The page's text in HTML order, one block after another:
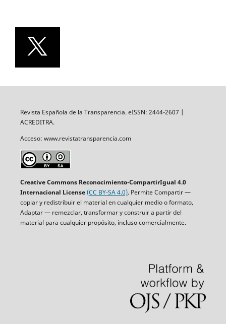
Revista Española de la Transparencia. eISSN: 2444-2607 |
ACREDITRA.
Acceso: www.revistatransparencia.com
Creative Commons Reconocimiento-CompartirIgual 4.0
Internacional License(CC BY-SA 4.0). Permite Compartir —
copiar y redistribuir el material en cualquier medio o formato,
Adaptar — remezclar, transformar y construir a partir del
material para cualquier propósito, incluso comercialmente.